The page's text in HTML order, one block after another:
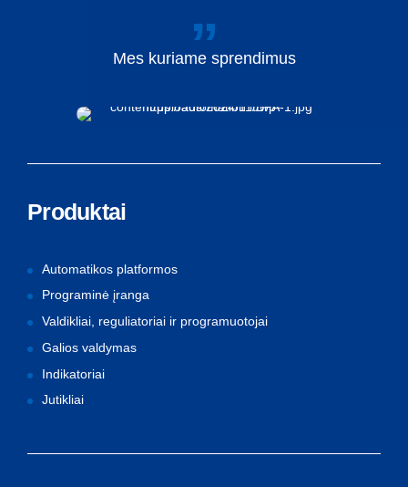
Mes kuriame sprendimus
Produktai
Automatikos platformos
Programinė įranga
Valdikliai, reguliatoriai ir programuotojai
Galios valdymas
Indikatoriai
Jutikliai